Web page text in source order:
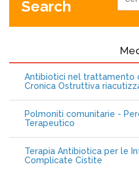
Search
Antibiotici nel trattamento
Cronica Ostruttiva
Polmoniti comunitarie -
Terapeutico
Terapia Antibiotica per le
Complicate Cistite